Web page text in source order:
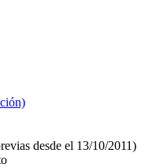
desde el 13/10/2011)